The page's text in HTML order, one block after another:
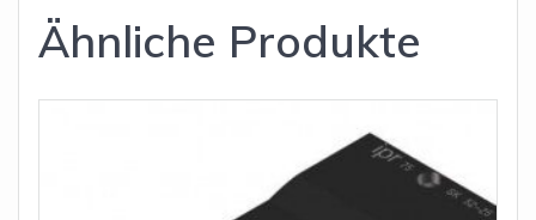
Ähnliche Produkte